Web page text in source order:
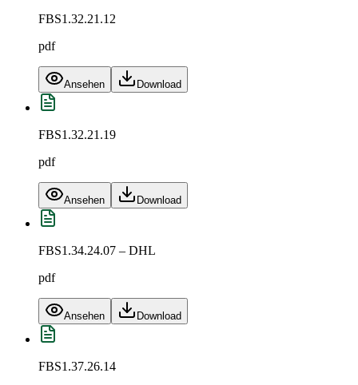
FBS1.32.21.12
pdf
Ansehen Download
FBS1.32.21.19
pdf
Ansehen Download
FBS1.34.24.07 – DHL
pdf
Ansehen Download
FBS1.37.26.14